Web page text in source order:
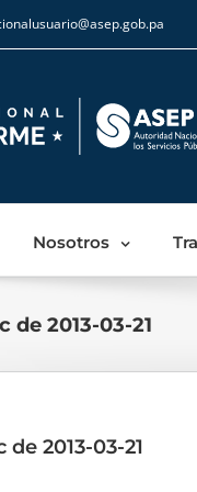
Nosotros
de 2013-03-21
2013-03-21